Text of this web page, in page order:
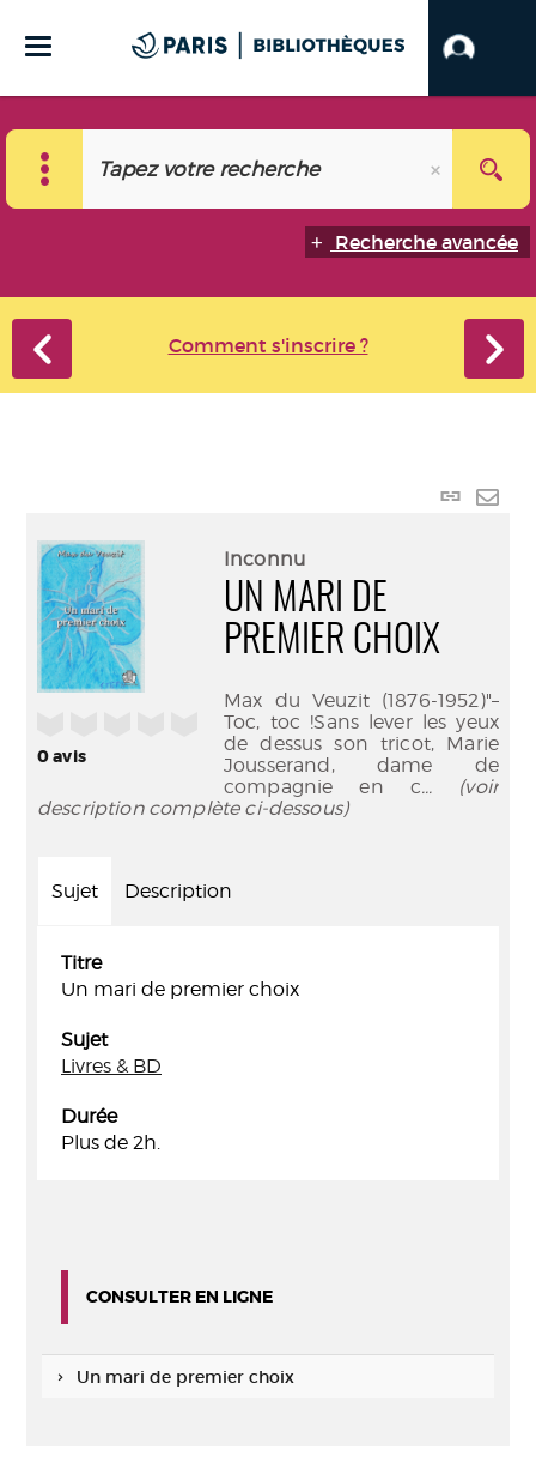
Recherche avancée
Comment s'inscrire ?
Lien
0avis
Inconnu
UN MARI DE
PREMIER CHOIX
Max du Veuzit (1876-1952)"–
Toc, toc !Sans lever les yeux
de dessus son tricot, Marie
Jousserand, dame de
compagnie en c... (voir
description complète ci-dessous)
Sujet Description
Titre
Un mari de premier choix
Sujet
Livres & BD
Durée
Plus de 2h.
CONSULTER EN LIGNE
Un mari de premier choix